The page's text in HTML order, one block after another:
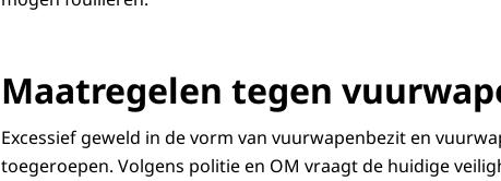
Maatregelen tegen
Excessief geweld in de vorm van vuurwapenbezit en
toegeroepen. Volgens politie en OM vraagt de huidige